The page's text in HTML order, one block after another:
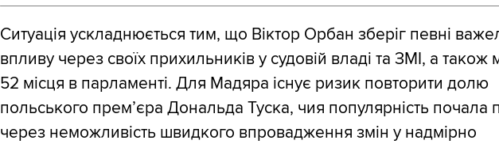
Ситуація ускладнюється тим, що Віктор Орбан зберіг певні
впливу через своїх прихильників у судовій владі та ЗМІ, а також
52 місця в парламенті. Для Мадяра існує ризик повторити долю
польського прем’єра Дональда Туска, чия популярність почала
через неможливість швидкого впровадження змін у надмірно